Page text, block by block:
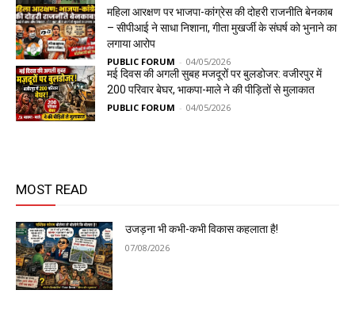
महिला आरक्षण पर भाजपा-कांग्रेस की दोहरी राजनीति बेनकाब
– सीपीआई ने साधा निशाना, गीता मुखर्जी के संघर्ष को भुनाने का
लगाया आरोप
PUBLIC FORUM - 04/05/2026
मई दिवस की अगली सुबह मजदूरों पर बुलडोजर: वजीरपुर में
200 परिवार बेघर, भाकपा-माले ने की पीड़ितों से मुलाकात
PUBLIC FORUM - 04/05/2026
MOST READ
उजड़ना भी कभी-कभी विकास कहलाता है!
07/08/2026